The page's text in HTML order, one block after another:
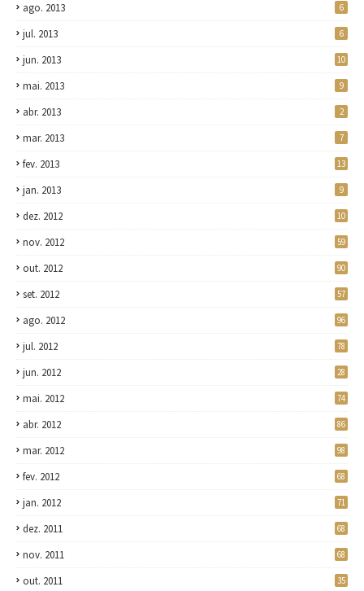
ago. 2013 6
jul. 2013 6
jun. 2013 10
mai. 2013 9
abr. 2013 2
mar. 2013 7
fev. 2013 13
jan. 2013 9
dez. 2012 10
nov. 2012 59
out. 2012 90
set. 2012 57
ago. 2012 96
jul. 2012 78
jun. 2012 28
mai. 2012 74
abr. 2012 86
mar. 2012 98
fev. 2012 68
jan. 2012 71
dez. 2011 68
nov. 2011 68
out. 2011 35